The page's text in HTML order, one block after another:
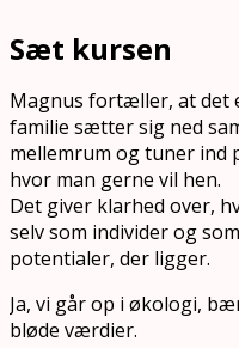
Sæt kursen
Magnus fortæller, at det
familie sætter sig ned
mellemrum og tuner ind
hvor man gerne vil hen.
Det giver klarhed over,
selv som individer og
potentialer, der ligger.
Ja, vi går op i økologi,
bløde værdier.